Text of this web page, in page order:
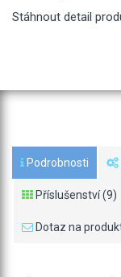
Stáhnout detail
Podrobnosti
Příslušenství (9)
Dotaz na